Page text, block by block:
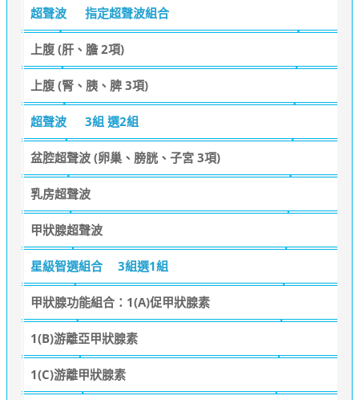
超聲波 指定超聲波組合
上腹 (肝、膽 2項)
上腹 (腎、胰、脾 3項)
超聲波 3組 選2組
盆腔超聲波 (卵巢、膀胱、子宮 3項)
乳房超聲波
甲狀腺超聲波
星級智選組合 3組選1組
甲狀腺功能組合：1(A)促甲狀腺素
1(B)游離亞甲狀腺素
1(C)游離甲狀腺素